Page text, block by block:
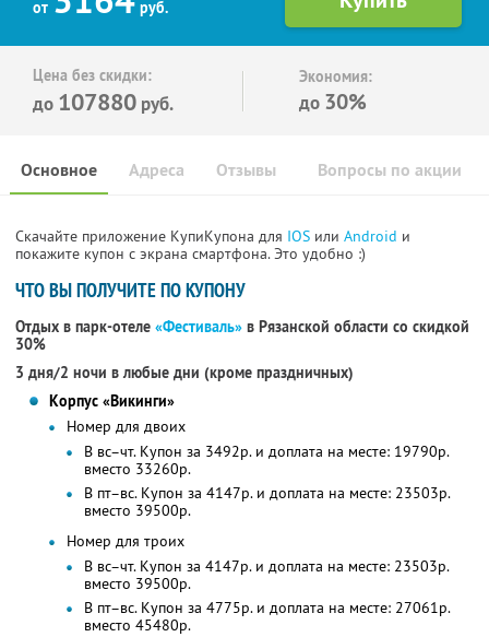
от руб.
Цена без скидки:
до 107880 руб.
Экономия:
до 30%
Основное Отзывы Вопросы по акции
Адреса
Скачайте приложение КупиКупона для IOS или Android и
покажите купон с экрана смартфона. Это удобно :)
ЧТО ВЫ ПОЛУЧИТЕ ПО КУПОНУ
Отдых в парк-отеле «Фестиваль» в Рязанской области со скидкой
30%
3 дня/2 ночи в любые дни (кроме праздничных)
Корпус «Викинги»
Номер для двоих
В вс–чт. Купон за 3492р. и доплата на месте: 19790р.
вместо 33260р.
В пт–вс. Купон за 4147р. и доплата на месте: 23503р.
вместо 39500р.
Номер для троих
В вс–чт. Купон за 4147р. и доплата на месте: 23503р.
вместо 39500р.
В пт–вс. Купон за 4775р. и доплата на месте: 27061р.
вместо 45480р.